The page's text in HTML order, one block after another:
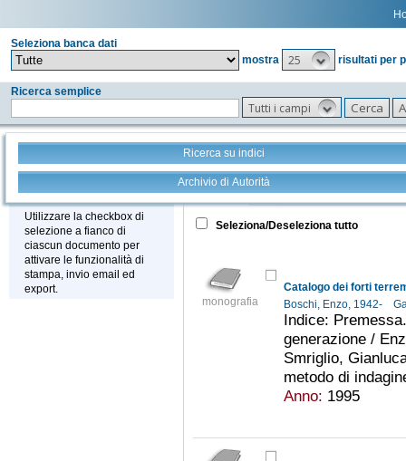
Seleziona banca dati
mostra
25 risultati per
Ricerca semplice
Tutti i campi
Ricerca su indici
Archivio di Autorità
Stampa - Email - Export
Utilizzare la checkbox di
selezione a fianco di
ciascun documento per
attivare le funzionalità di
stampa, invio email ed
export.
Tutto +
Seleziona/Deseleziona tutto
monografia
Catalogo dei forti
Boschi, Enzo, 1942-
Indice:
generazione /
Smriglio,
metodo di
Anno: 1995